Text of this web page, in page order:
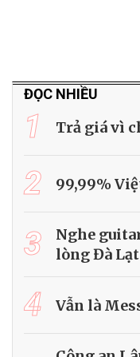
ĐỌC NHIỀU
1 Trả giá vì
2 99,99%
3
Nghe
lòng Đà Lạt
4 Vẫn là